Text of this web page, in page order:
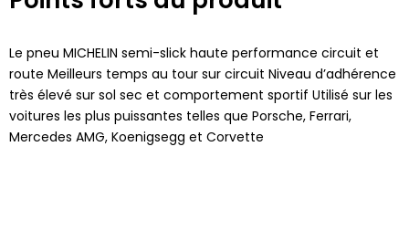
Le pneu MICHELIN semi-slick haute performance circuit et
route Meilleurs temps au tour sur circuit Niveau d’adhérence
très élevé sur sol sec et comportement sportif Utilisé sur les
voitures les plus puissantes telles que Porsche, Ferrari,
Mercedes AMG, Koenigsegg et Corvette